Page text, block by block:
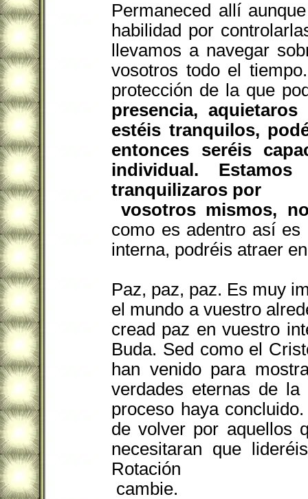
Permaneced allí
habilidad por
llevamos a navegar
vosotros todo el
protección de la que
presencia,
estéis tranquilos,
entonces seréis
individual.
tranquilizaros por
vosotros mismos,
como es adentro así
interna, podréis atraer
Paz, paz, paz. Es muy
el mundo a vuestro
cread paz en vuestro
Buda. Sed como el
han venido para
verdades eternas de
proceso haya
de volver por aquellos
necesitaran que
Rotación
cambie.